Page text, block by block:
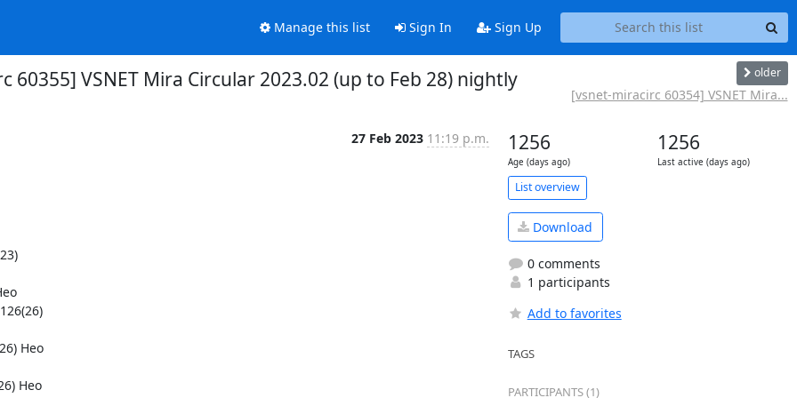
Manage this list Sign In Sign Up
60355] VSNET Mira Circular 2023.02 (up to Feb 28) nightly older
[vsnet-miracirc 60354] VSNET Mira...
27 Feb 2023 11:19 p.m. 1256
Age (days ago)
1256
Last active (days ago)
List overview
Download
0 comments
1 participants
Add to favorites
TAGS
PARTICIPANTS (1)